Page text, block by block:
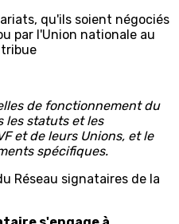
qu'ils soient négociés
par l'Union nationale au
de fonctionnement du
les statuts et les
et de leurs Unions, et le
spécifiques.
Réseau signataires de la